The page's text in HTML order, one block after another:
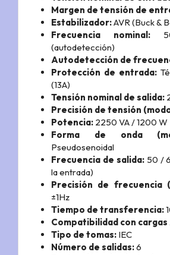
Margen de tensión de
Estabilizador:AVR (Buck &
Frecuencia nominal:
(autodetección)
Autodetección de
Protección de entrada:
(13A)
Tensión nominal de salida:
Precisión de tensión
Potencia: 2250 VA / 1200 W
Forma de onda
Pseudosenoidal
Frecuencia de salida:50 /
la entrada)
Precisión de frecuencia
±1Hz
Tiempo de transferencia:
Compatibilidad con cargas
Tipo de tomas: IEC
Número de salidas:6